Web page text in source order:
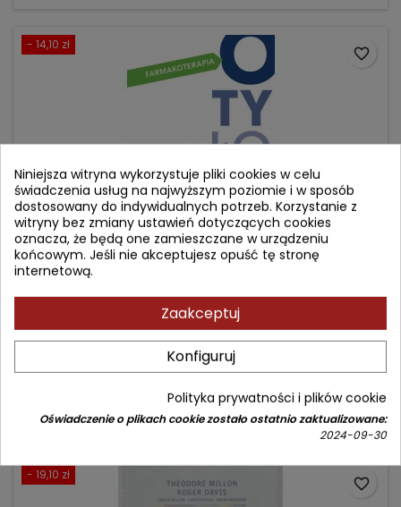
- 14,10 zł
FARMAKOTERAPIA OTYŁOŚCI. KOMPENDIUM.
Autor: Lucyna Ostrowska
(0)
podstawowa
 Dodaj do koszyka
favorite_border
- 19,10 zł
favorite_border
Niniejsza witryna wykorzystuje pliki cookies w celu
świadczenia usług na najwyższym poziomie i w sposób
dostosowany do indywidualnych potrzeb. Korzystanie z
witryny bez zmiany ustawień dotyczących cookies
oznacza, że będą one zamieszczane w urządzeniu
końcowym. Jeśli nie akceptujesz opuść tę stronę
internetową.
Zaakceptuj
Konfiguruj
Polityka prywatności i plików cookie
Oświadczenie o plikach cookie zostało ostatnio zaktualizowane:
2024-09-30